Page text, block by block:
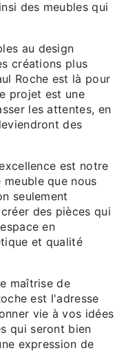
des meubles qui
au design
créations plus
Roche est là pour
projet est une
les attentes, en
des
est notre
que nous
seulement
des pièces qui
en
et qualité
maîtrise de
est l'adresse
vie à vos idées
qui seront bien
expression de